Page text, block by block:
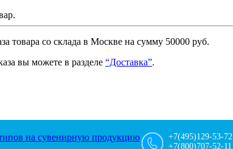
товара со склада в Москве на сумму 50000 руб.
вы можете в разделе “Доставка”.
+7(495)129-53-72
+7(800)707-52-11